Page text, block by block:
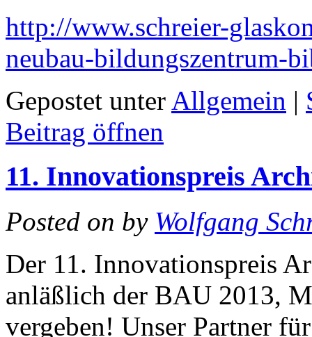
http://www.schreier-
neubau-bildungszentrum-
Gepostet unter Allgemein |
Beitrag öffnen
11. Innovationspreis
Posted on by Wolfgang
Der 11. Innovationspreis
anläßlich der BAU 2013,
vergeben! Unser Partner